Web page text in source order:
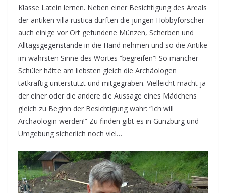
Klasse Latein lernen. Neben einer Besichtigung des Areals
der antiken villa rustica durften die jungen Hobbyforscher
auch einige vor Ort gefundene Münzen, Scherben und
Alltagsgegenstände in die Hand nehmen und so die Antike
im wahrsten Sinne des Wortes “begreifen”! So mancher
Schüler hätte am liebsten gleich die Archäologen
tatkräftig unterstützt und mitgegraben. Vielleicht macht ja
der einer oder die andere die Aussage eines Mädchens
gleich zu Beginn der Besichtigung wahr: “Ich will
Archäologin werden!” Zu finden gibt es in Günzburg und
Umgebung sicherlich noch viel…